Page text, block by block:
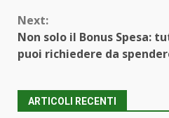
Next:
Non solo il Bonus Spesa:
puoi richiedere da
ARTICOLI RECENTI